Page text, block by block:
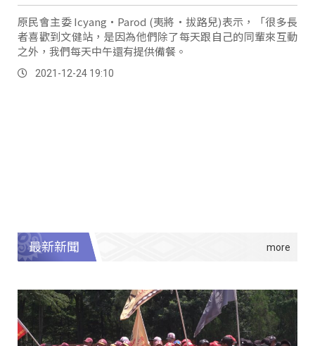
原民會主委 Icyang‧Parod (夷將‧拔路兒)表示，「很多長
者喜歡到文健站，是因為他們除了每天跟自己的同輩來互動
之外，我們每天中午還有提供備餐。
2021-12-24 19:10
最新新聞